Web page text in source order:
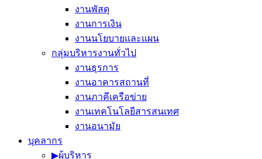
งานพัสดุ
งานการเงิน
งานนโยบายและแผน
กลุ่มบริหารงานทั่วไป
งานธุรการ
งานอาคารสถานที่
งานภาคีเครือข่าย
งานเทคโนโลยีสารสนเทศ
งานอนามัย
บุคลากร
▶︎ผู้บริหาร